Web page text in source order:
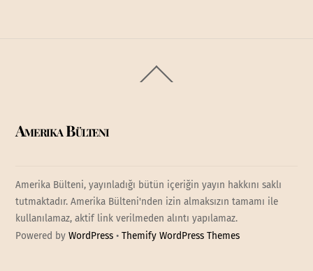
To
Amerika Bülteni
Amerika Bülteni, yayınladığı bütün içeriğin yayın hakkını saklı
tutmaktadır. Amerika Bülteni'nden izin almaksızın tamamı ile
kullanılamaz, aktif link verilmeden alıntı yapılamaz.
Powered byWordPress •Themify WordPress Themes